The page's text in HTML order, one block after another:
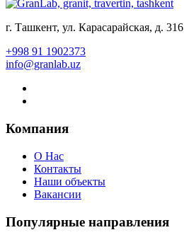
г. Ташкент, ул. Карасарайская, д. 316
+998 91 1902373
info@granlab.uz
Компания
О Нас
Контакты
Наши объекты
Вакансии
Популярные направления